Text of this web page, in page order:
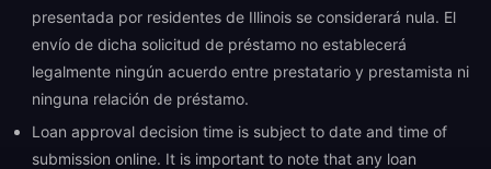
presentada por residentes de Illinois se considerará nula. El
envío de dicha solicitud de préstamo no establecerá
legalmente ningún acuerdo entre prestatario y prestamista ni
ninguna relación de préstamo.
Loan approval decision time is subject to date and time of
submission online. It is important to note that any loan